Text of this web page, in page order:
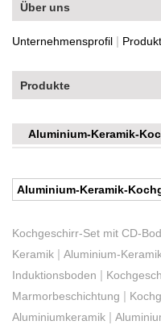
Über uns
Unternehmensprofil |
Produkte
Aluminium-Keramik-
Aluminium-Keramik-
Kochgeschirr-Set mit CD-
Keramik | Aluminium-
Induktionsboden |
Marmorbeschichtung |
Aluminiumkeramik |